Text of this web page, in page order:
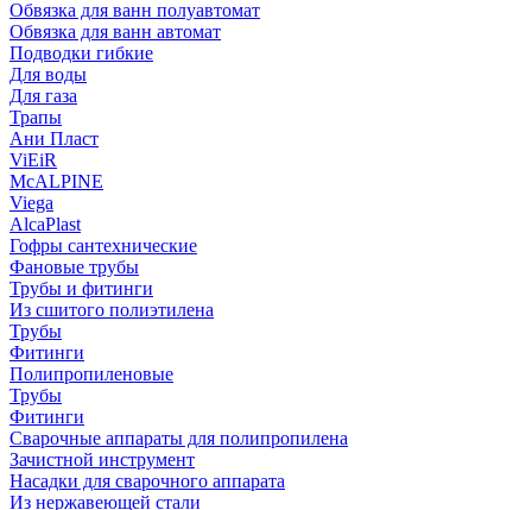
Обвязка для ванн полуавтомат
Обвязка для ванн автомат
Подводки гибкие
Для воды
Для газа
Трапы
Ани Пласт
ViEiR
McALPINE
Viega
AlcaPlast
Гофры сантехнические
Фановые трубы
Трубы и фитинги
Из сшитого полиэтилена
Трубы
Фитинги
Полипропиленовые
Трубы
Фитинги
Сварочные аппараты для полипропилена
Зачистной инструмент
Насадки для сварочного аппарата
Из нержавеющей стали